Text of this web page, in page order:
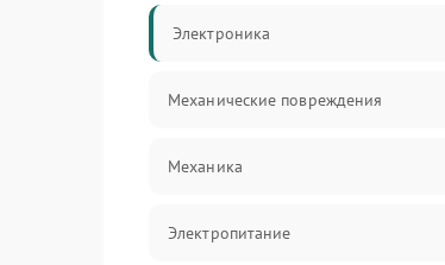
Электроника
Механические повреждения
Механика
Электропитание